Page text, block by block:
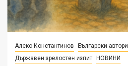
Алеко Константинов Български автори
Държавен зрелостен изпит
НОВИНИ